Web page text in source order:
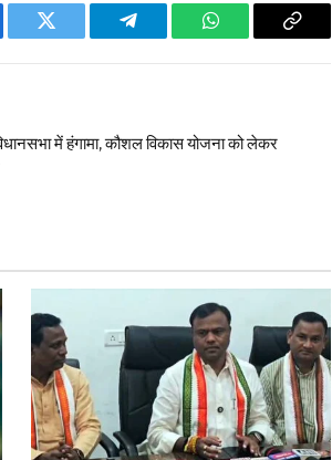
Twitter Telegram WhatsAppCopy
में हंगामा, कौशल विकास योजना को लेकर